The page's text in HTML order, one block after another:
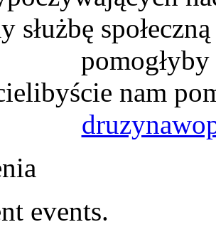
służbę
nam
events.